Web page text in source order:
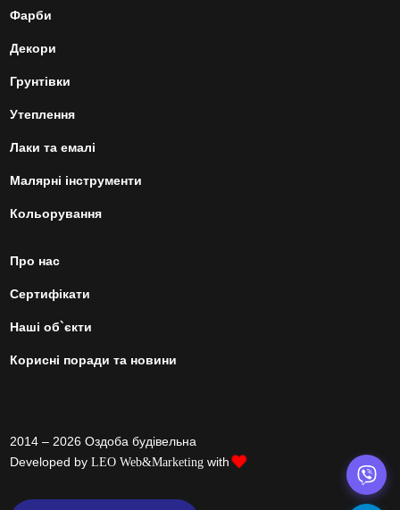
Фарби
Декори
Грунтівки
Утеплення
Лаки та емалі
Малярні інструменти
Кольорування
Про нас
Сертифікати
Наші об`єкти
Корисні поради та новини
2014 – 2026 Оздоба будівельна
Developed byLEO Web&Marketing with